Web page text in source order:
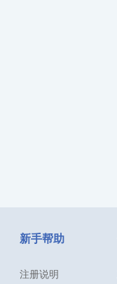
新手帮助
注册说明